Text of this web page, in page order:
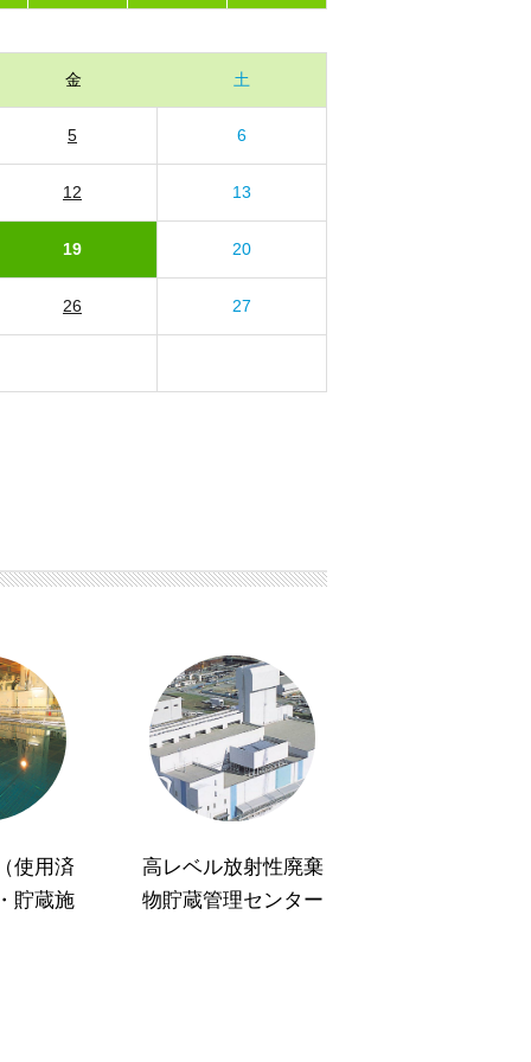
金 土
5 6
12 13
19 20
26 27
使用済
貯蔵施
高レベル放射性廃棄
物貯蔵管理センター